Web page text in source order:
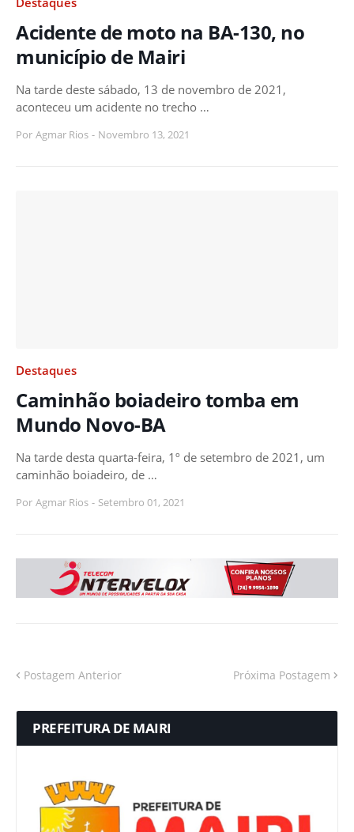
Acidente de moto na BA-130, no
município de Mairi
Na tarde deste sábado, 13 de novembro de 2021,
aconteceu um acidente no trecho …
Por Agmar Rios - Novembro 13, 2021
Destaques
Caminhão boiadeiro tomba em
Mundo Novo-BA
Na tarde desta quarta-feira, 1º de setembro de 2021, um
caminhão boiadeiro, de …
Por Agmar Rios - Setembro 01, 2021
Postagem Anterior Próxima Postagem
PREFEITURA DE MAIRI